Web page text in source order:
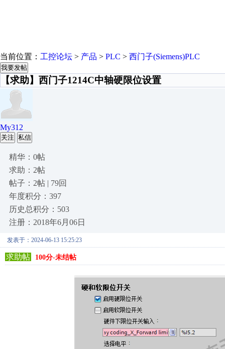
当前位置： 工控论坛 > 产品 > PLC > 西门子(Siemens)PLC
我要发帖
【求助】西门子1214C中轴硬限位设置
My312
关注 私信
精华：0帖
求助：2帖
帖子：2帖 | 79回
年度积分：397
历史总积分：503
注册：2018年6月06日
发表于：2024-06-13 15:25:23
求助帖 100分-未结帖